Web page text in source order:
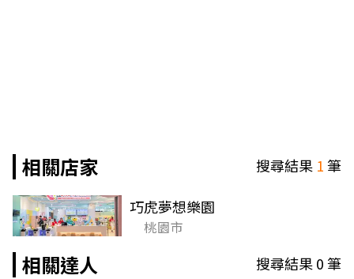
相關店家 搜尋結果 1筆
巧虎夢想樂園
桃園市
相關達人 搜尋結果0筆